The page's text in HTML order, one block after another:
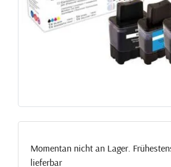
Momentan nicht an Lager.
lieferbar